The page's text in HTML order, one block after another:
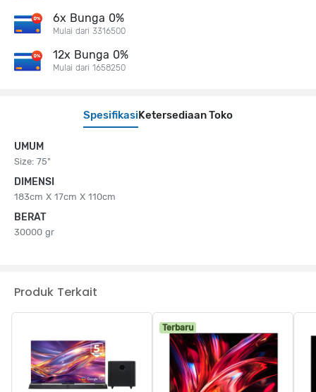
SpesifikasiKetersediaan Toko
UMUM
Size: 75"
DIMENSI
183cm X 17cm X 110cm
BERAT
30000 gr
6x Bunga 0%
Mulai dari 3316500
12x Bunga 0%
Mulai dari 1658250
Produk Terkait
Terbaru